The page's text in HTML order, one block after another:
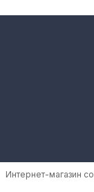
Интернет-магазин